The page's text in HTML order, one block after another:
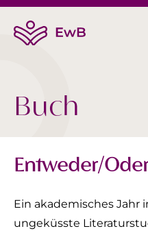
Buch
Entweder/
Ein akademisches Jahr
ungeküsste